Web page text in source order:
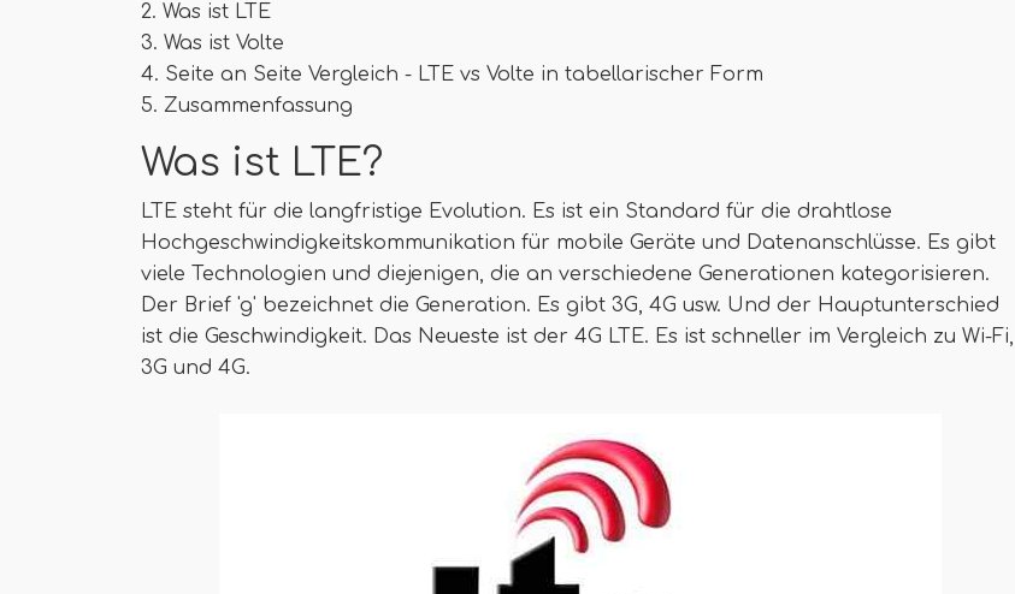
2. Was ist LTE
3. Was ist Volte
4. Seite an Seite Vergleich - LTE vs Volte in tabellarischer Form
5. Zusammenfassung
Was ist LTE?
LTE steht für die langfristige Evolution. Es ist ein Standard für die drahtlose
Hochgeschwindigkeitskommunikation für mobile Geräte und Datenanschlüsse. Es gibt
viele Technologien und diejenigen, die an verschiedene Generationen kategorisieren.
Der Brief 'g' bezeichnet die Generation. Es gibt 3G, 4G usw. Und der Hauptunterschied
ist die Geschwindigkeit. Das Neueste ist der 4G LTE. Es ist schneller im Vergleich zu Wi-Fi,
3G und 4G.